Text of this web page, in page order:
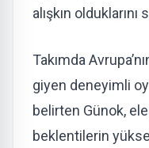
alışkın olduklarını
Takımda
giyen deneyimli
belirten Günok,
beklentilerin